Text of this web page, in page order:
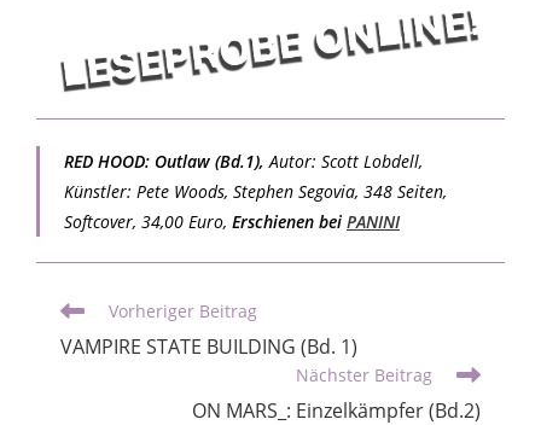
RED HOOD: Outlaw (Bd.1), Autor: Scott Lobdell,
Künstler: Pete Woods, Stephen Segovia, 348 Seiten,
Softcover, 34,00 Euro, Erschienen bei PANINI
Vorheriger Beitrag
VAMPIRE STATE BUILDING (Bd. 1)
Nächster Beitrag
ON MARS_: Einzelkämpfer (Bd.2)